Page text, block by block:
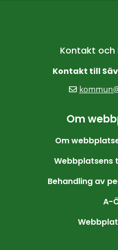
Kontakt och
Kontakt till
Om
Om
Webbplatsens
Behandling av
A-